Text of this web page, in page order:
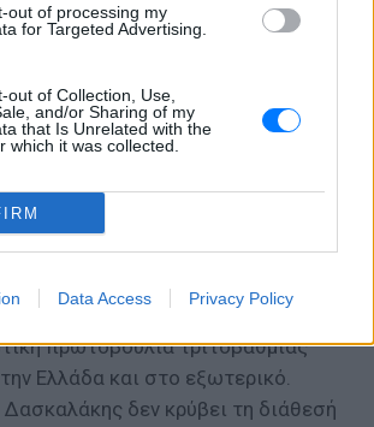
out of processing my
for Targeted Advertising.
out of Collection, Use,
and/or Sharing of my
that Is Unrelated with the
which it was collected.
Data Access Privacy Policy
κάνοντας πράξη τον λεγόμενο
τουρισμό». Δίνει όμως την ευκαιρία
χωρίς να χρειαστεί να
χώρα.
ιδρυτής τουATH/TECH,
είναι εφικτό γιατί όραμα και
όλης της ομάδας είναι το ίδρυμα να
στην κορυφή του είδους του,
με οποιαδήποτε άλλη
πρωτοβουλία τριτοβάθμιας
Ελλάδα και στο εξωτερικό.
δεν κρύβει τη διάθεσή